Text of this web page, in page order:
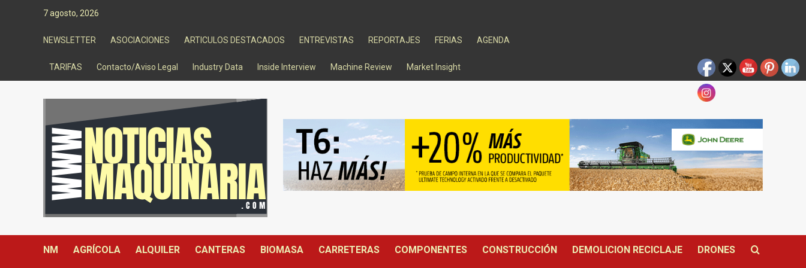
7 agosto, 2026
NEWSLETTER ASOCIACIONES ARTICULOS DESTACADOS ENTREVISTAS REPORTAJES FERIAS AGENDA
TARIFAS Contacto/Aviso Legal Industry Data Inside Interview Machine Review Market Insight
NM AGRÍCOLA ALQUILER CANTERAS BIOMASA CARRETERAS COMPONENTES CONSTRUCCIÓN DEMOLICION RECICLAJE DRONES